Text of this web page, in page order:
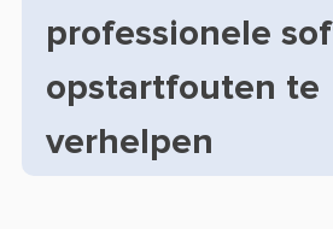
professionele
opstartfouten te
verhelpen